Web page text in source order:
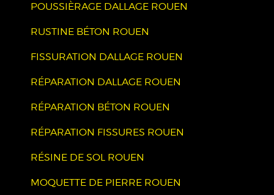
POUSSIÈRAGE DALLAGE ROUEN
RUSTINE BÉTON ROUEN
FISSURATION DALLAGE ROUEN
RÉPARATION DALLAGE ROUEN
RÉPARATION BÉTON ROUEN
RÉPARATION FISSURES ROUEN
RÉSINE DE SOL ROUEN
MOQUETTE DE PIERRE ROUEN